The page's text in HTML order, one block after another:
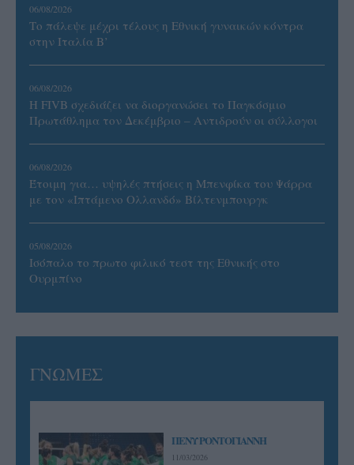
06/08/2026
Το πάλεψε μέχρι τέλους η Εθνική γυναικών κόντρα
στην Ιταλία Β’
06/08/2026
Η FIVB σχεδιάζει να διοργανώσει το Παγκόσμιο
Πρωτάθλημα τον Δεκέμβριο – Αντιδρούν οι σύλλογοι
06/08/2026
Έτοιμη για… υψηλές πτήσεις η Μπενφίκα του Ψάρρα
με τον «Ιπτάμενο Ολλανδό» Βίλτενμπουργκ
05/08/2026
Ισόπαλο το πρωτο φιλικό τεστ της Εθνικής στο
Ουρμπίνο
ΓΝΩΜΕΣ
ΠΕΝΥ ΡΟΝΤΟΓΙΑΝΝΗ
11/03/2026